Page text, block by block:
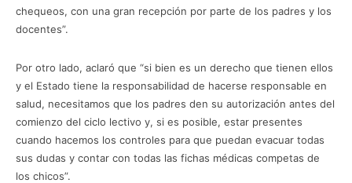
chequeos, con una gran recepción por parte de los padres y los
docentes”.
Por otro lado, aclaró que “si bien es un derecho que tienen ellos
y el Estado tiene la responsabilidad de hacerse responsable en
salud, necesitamos que los padres den su autorización antes del
comienzo del ciclo lectivo y, si es posible, estar presentes
cuando hacemos los controles para que puedan evacuar todas
sus dudas y contar con todas las fichas médicas competas de
los chicos”.